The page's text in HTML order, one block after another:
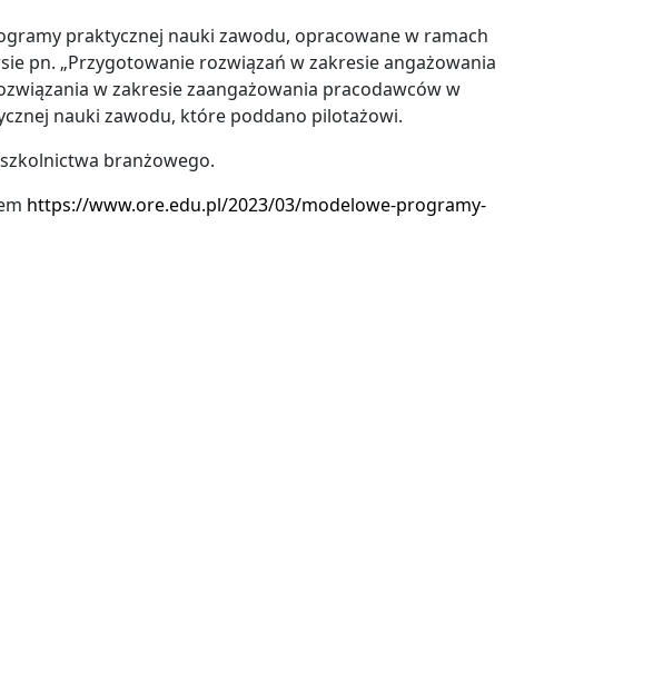
pn. „Przygotowanie rozwiązań w zakresie angażowania
w zakresie zaangażowania pracodawców w
nauki zawodu, które poddano pilotażowi.
branżowego.
https://www.ore.edu.pl/2023/03/modelowe-programy-